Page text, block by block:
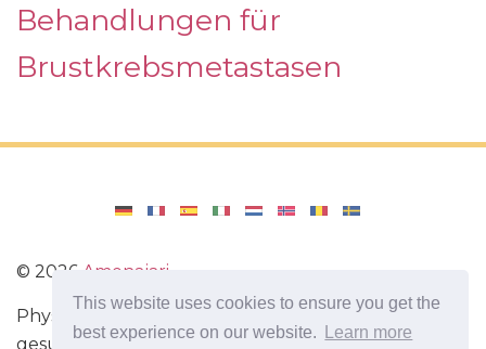
This website uses cookies to ensure you get the
best experience on our website.
Learn more
Behandlungen für
Brustkrebsmetastasen
© 2026 Amenajari
Physische Übungen. Diäten und Rezepte für eine
gesunde Ernährung. Übungen für das Gehirn.